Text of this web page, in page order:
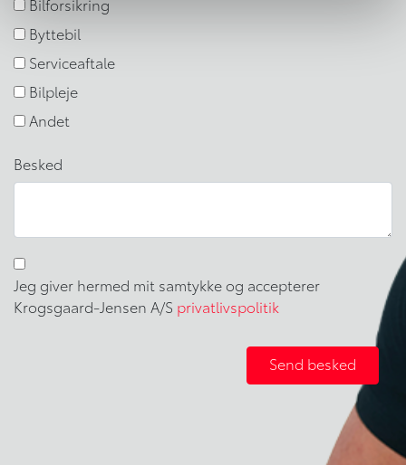
Byttebil
Serviceaftale
Bilpleje
Andet
Besked
Jeg giver hermed mit samtykke og accepterer
Krogsgaard-Jensen A/S privatlivspolitik